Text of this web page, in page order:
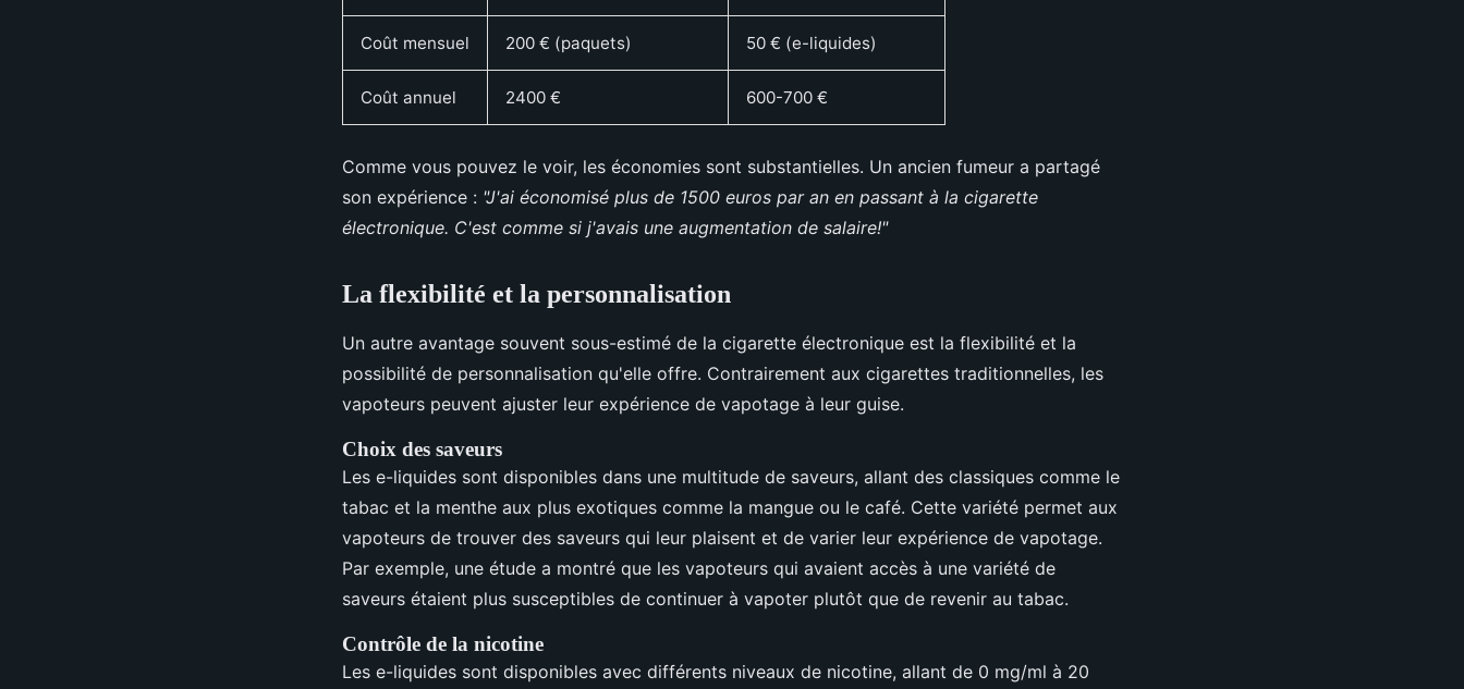
Coût mensuel 200 € (paquets) 50 € (e-liquides)
Coût annuel 2400 € 600-700 €
Comme vous pouvez le voir, les économies sont substantielles. Un ancien fumeur a partagé
son expérience : "J'ai économisé plus de 1500 euros par an en passant à la cigarette
électronique. C'est comme si j'avais une augmentation de salaire!"
La flexibilité et la personnalisation
Un autre avantage souvent sous-estimé de la cigarette électronique est la flexibilité et la
possibilité de personnalisation qu'elle offre. Contrairement aux cigarettes traditionnelles, les
vapoteurs peuvent ajuster leur expérience de vapotage à leur guise.
Choix des saveurs
Les e-liquides sont disponibles dans une multitude de saveurs, allant des classiques comme le
tabac et la menthe aux plus exotiques comme la mangue ou le café. Cette variété permet aux
vapoteurs de trouver des saveurs qui leur plaisent et de varier leur expérience de vapotage.
Par exemple, une étude a montré que les vapoteurs qui avaient accès à une variété de
saveurs étaient plus susceptibles de continuer à vapoter plutôt que de revenir au tabac.
Contrôle de la nicotine
Les e-liquides sont disponibles avec différents niveaux de nicotine, allant de 0 mg/ml à 20